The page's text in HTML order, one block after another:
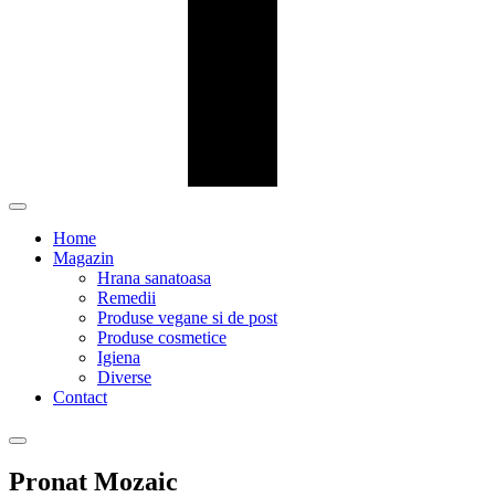
Home
Magazin
Hrana sanatoasa
Remedii
Produse vegane si de post
Produse cosmetice
Igiena
Diverse
Contact
Pronat Mozaic